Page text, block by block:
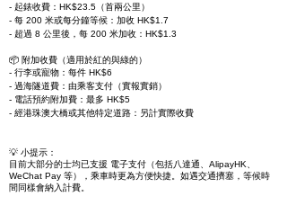
- 起錶收費：HK$23.5（首兩公里）
- 每 200 米或每分鐘等候：加收 HK$1.7
- 超過 8 公里後，每 200 米加收：HK$1.3
📦 附加收費（適用於紅的與綠的）
- 行李或寵物：每件 HK$6
- 過海隧道費：由乘客支付（實報實銷）
- 電話預約附加費：最多 HK$5
- 經港珠澳大橋或其他特定道路：另計實際收費
💡 小提示：
目前大部分的士均已支援 電子支付（包括八達通、AlipayHK、
WeChat Pay 等），乘車時更為方便快捷。如遇交通擠塞，等候時
間同樣會納入計費。